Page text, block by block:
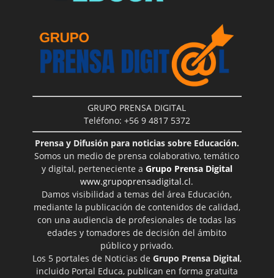
GRUPO PRENSA DIGITAL
Teléfono: +56 9 4817 5372
Prensa y Difusión para noticias sobre Educación.
Somos un medio de prensa colaborativo, temático
y digital, perteneciente a Grupo Prensa Digital
www.grupoprensadigital.cl.
Damos visibilidad a temas del área Educación,
mediante la publicación de contenidos de calidad,
con una audiencia de profesionales de todas las
edades y tomadores de decisión del ámbito
público y privado.
Los 5 portales de Noticias de Grupo Prensa Digital,
incluido Portal Educa, publican en forma gratuita